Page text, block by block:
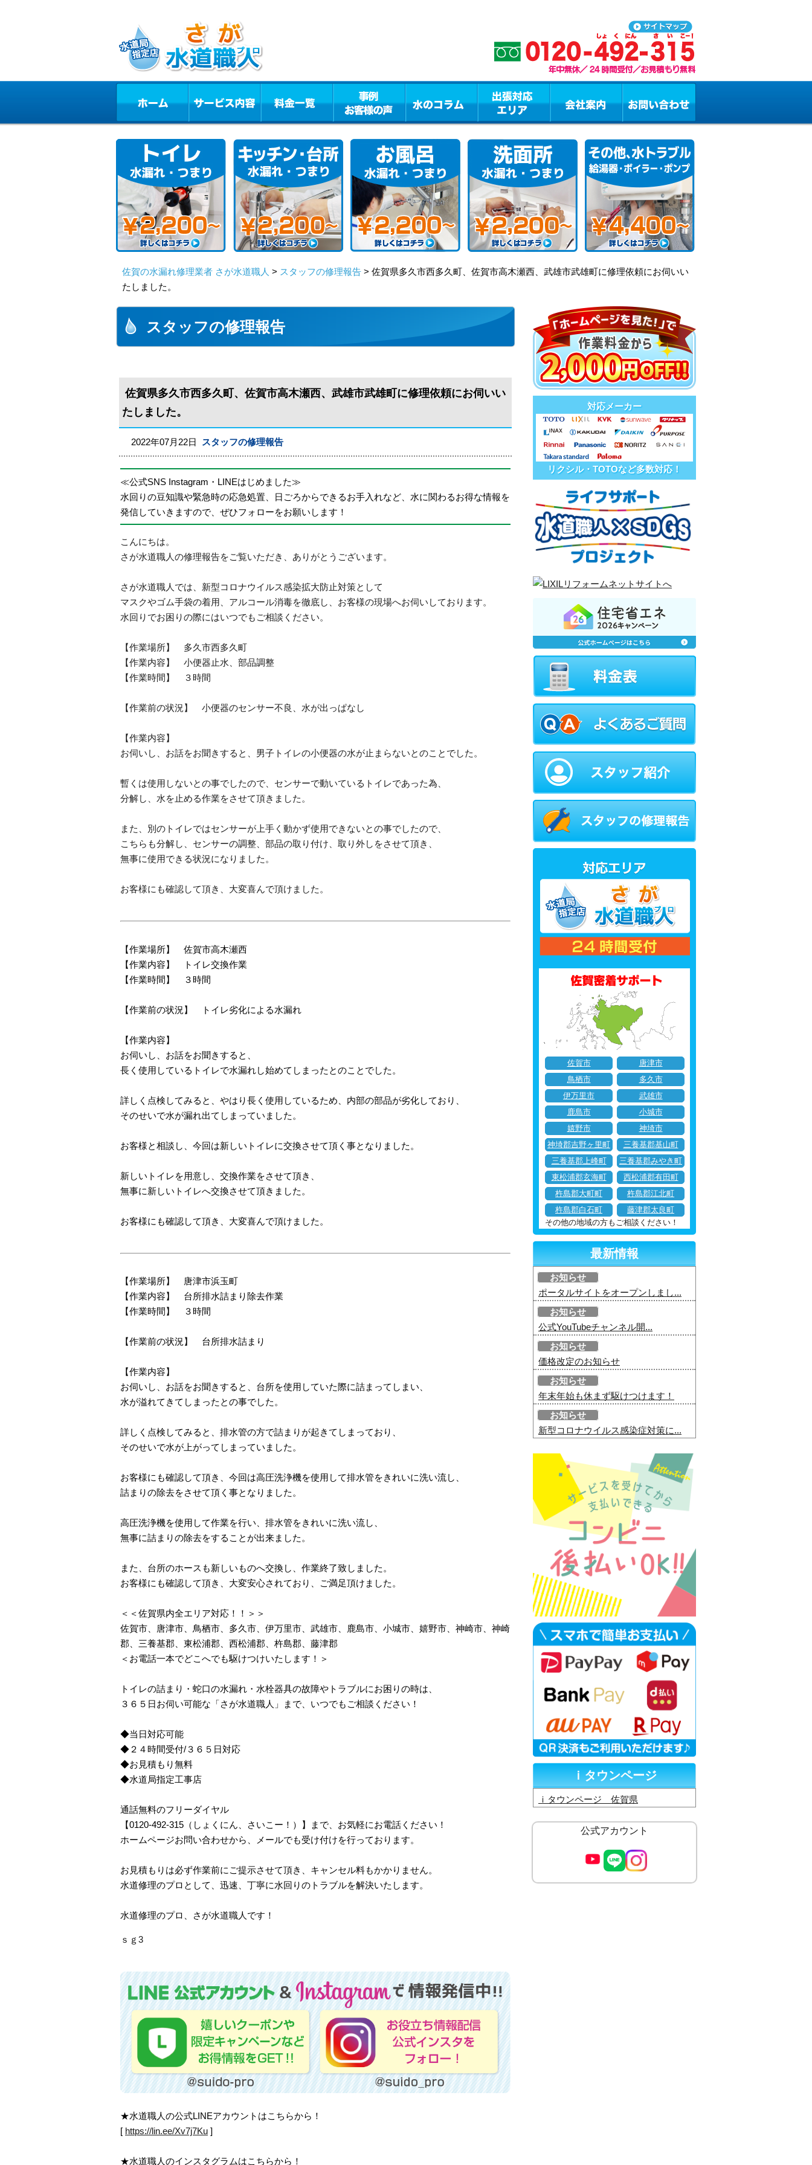
佐賀の水漏れ修理業者 さが水道職人 > スタッフの修理報告 > 佐賀県多久市西多久町、佐賀市高木瀬西、武雄市武雄町に修理依頼にお伺いい
たしました。
スタッフの修理報告
佐賀県多久市西多久町、佐賀市高木瀬西、武雄市武雄町に修理依頼にお伺いい
たしました。
2022年07月22日 スタッフの修理報告
≪公式SNS Instagram・LINEはじめました≫
水回りの豆知識や緊急時の応急処置、日ごろからできるお手入れなど、水に関わるお得な情報を
発信していきますので、ぜひフォローをお願いします！
こんにちは。
さが水道職人の修理報告をご覧いただき、ありがとうございます。
さが水道職人では、新型コロナウイルス感染拡大防止対策として
マスクやゴム手袋の着用、アルコール消毒を徹底し、お客様の現場へお伺いしております。
水回りでお困りの際にはいつでもご相談ください。
【作業場所】 多久市西多久町
【作業内容】 小便器止水、部品調整
【作業時間】 ３時間
【作業前の状況】 小便器のセンサー不良、水が出っぱなし
【作業内容】
お伺いし、お話をお聞きすると、男子トイレの小便器の水が止まらないとのことでした。
暫くは使用しないとの事でしたので、センサーで動いているトイレであった為、
分解し、水を止める作業をさせて頂きました。
また、別のトイレではセンサーが上手く動かず使用できないとの事でしたので、
こちらも分解し、センサーの調整、部品の取り付け、取り外しをさせて頂き、
無事に使用できる状況になりました。
お客様にも確認して頂き、大変喜んで頂けました。
【作業場所】 佐賀市高木瀬西
【作業内容】 トイレ交換作業
【作業時間】 ３時間
【作業前の状況】 トイレ劣化による水漏れ
【作業内容】
お伺いし、お話をお聞きすると、
長く使用しているトイレで水漏れし始めてしまったとのことでした。
詳しく点検してみると、やはり長く使用しているため、内部の部品が劣化しており、
そのせいで水が漏れ出てしまっていました。
お客様と相談し、今回は新しいトイレに交換させて頂く事となりました。
新しいトイレを用意し、交換作業をさせて頂き、
無事に新しいトイレへ交換させて頂きました。
お客様にも確認して頂き、大変喜んで頂けました。
【作業場所】 唐津市浜玉町
【作業内容】 台所排水詰まり除去作業
【作業時間】 ３時間
【作業前の状況】 台所排水詰まり
【作業内容】
お伺いし、お話をお聞きすると、台所を使用していた際に詰まってしまい、
水が溢れてきてしまったとの事でした。
詳しく点検してみると、排水管の方で詰まりが起きてしまっており、
そのせいで水が上がってしまっていました。
お客様にも確認して頂き、今回は高圧洗浄機を使用して排水管をきれいに洗い流し、
詰まりの除去をさせて頂く事となりました。
高圧洗浄機を使用して作業を行い、排水管をきれいに洗い流し、
無事に詰まりの除去をすることが出来ました。
また、台所のホースも新しいものへ交換し、作業終了致しました。
お客様にも確認して頂き、大変安心されており、ご満足頂けました。
＜＜佐賀県内全エリア対応！！＞＞
佐賀市、唐津市、鳥栖市、多久市、伊万里市、武雄市、鹿島市、小城市、嬉野市、神崎市、神崎
郡、三養基郡、東松浦郡、西松浦郡、杵島郡、藤津郡
＜お電話一本でどこへでも駆けつけいたします！＞
トイレの詰まり・蛇口の水漏れ・水栓器具の故障やトラブルにお困りの時は、
３６５日お伺い可能な「さが水道職人」まで、いつでもご相談ください！
◆当日対応可能
◆２４時間受付/３６５日対応
◆お見積もり無料
◆水道局指定工事店
通話無料のフリーダイヤル
【0120-492-315（しょくにん、さいこー！）】まで、お気軽にお電話ください！
ホームページお問い合わせから、メールでも受け付けを行っております。
お見積もりは必ず作業前にご提示させて頂き、キャンセル料もかかりません。
水道修理のプロとして、迅速、丁寧に水回りのトラブルを解決いたします。
水道修理のプロ、さが水道職人です！
ｓｇ3
★水道職人の公式LINEアカウントはこちらから！
[ https://lin.ee/Xv7j7Ku ]
★水道職人のインスタグラムはこちらから！
対応メーカー
リクシル・TOTOなど多数対応！
佐賀市
唐津市
鳥栖市
多久市
伊万里市
武雄市
鹿島市
小城市
嬉野市
神埼市
神埼郡吉野ヶ里町
三養基郡基山町
三養基郡上峰町
三養基郡みやき町
東松浦郡玄海町
西松浦郡有田町
杵島郡大町町
杵島郡江北町
杵島郡白石町
藤津郡太良町
その他の地域の方もご相談ください！
最新情報
お知らせ
ポータルサイトをオープンしまし...
お知らせ
公式YouTubeチャンネル開...
お知らせ
価格改定のお知らせ
お知らせ
年末年始も休まず駆けつけます！
お知らせ
新型コロナウイルス感染症対策に...
ｉタウンページ
ｉタウンページ 佐賀県
公式アカウント